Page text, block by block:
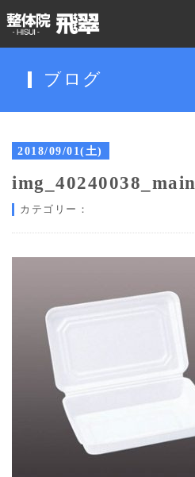
ブログ
2018/09/01(土)
img_40240038_main
カテゴリー：